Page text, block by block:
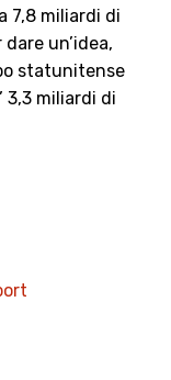
7,8 miliardi di
un’idea,
statunitense
3,3 miliardi di